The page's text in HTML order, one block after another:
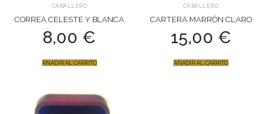
CABALLERO
CORREA CELESTE Y BLANCA
8,00 €
AÑADIR AL CARRITO
CABALLERO
CARTERA MARRÓN CLARO
15,00 €
AÑADIR AL CARRITO